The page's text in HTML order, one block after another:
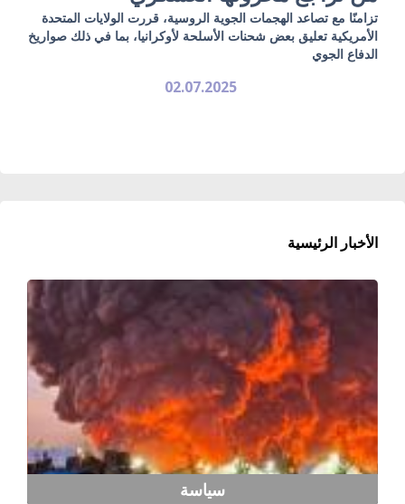
تزامنًا مع تصاعد الهجمات الجوية الروسية، قررت الولايات المتحدة
الأمريكية تعليق بعض شحنات الأسلحة لأوكرانيا، بما في ذلك صواريخ
الدفاع الجوي
02.07.2025
الأخبار الرئيسية
سياسة